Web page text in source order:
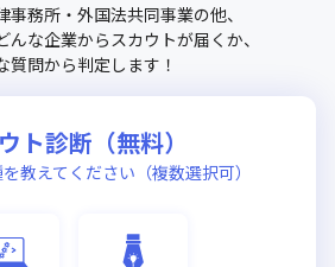
事務所・外国法共同事業の他、
んな企業からスカウトが届くか、
質問から判定します！
ト診断（無料）
教えてください（複数選択可）